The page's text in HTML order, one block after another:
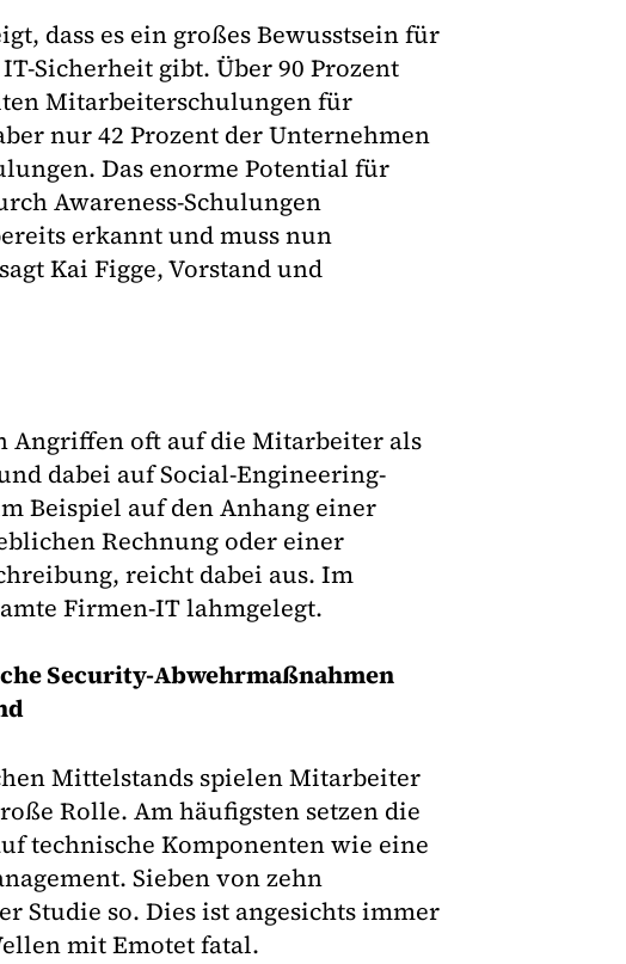
dass es ein großes Bewusstsein für
Sicherheit gibt. Über 90 Prozent
Mitarbeiterschulungen für
nur 42 Prozent der Unternehmen
Das enorme Potential für
Awareness-Schulungen
erkannt und muss nun
Kai Figge, Vorstand und
Angriffen oft auf die Mitarbeiter als
dabei auf Social-Engineering-
Beispiel auf den Anhang einer
Rechnung oder einer
reicht dabei aus. Im
Firmen-IT lahmgelegt.
Security-Abwehrmaßnahmen
Mittelstands spielen Mitarbeiter
Rolle. Am häufigsten setzen die
technische Komponenten wie eine
Sieben von zehn
Studie so. Dies ist angesichts immer
mit Emotet fatal.